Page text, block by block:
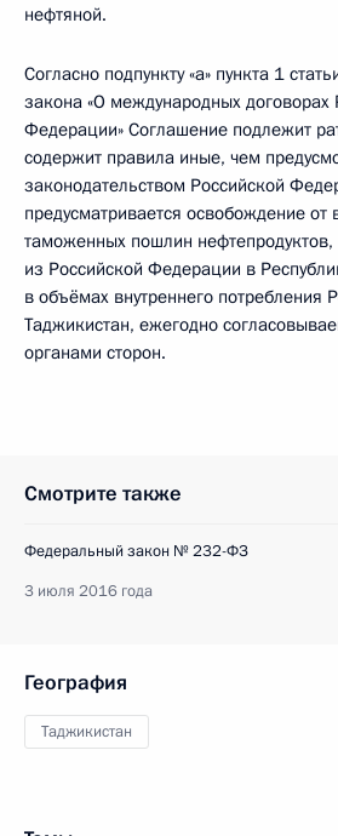
нефтяной.
Согласно подпункту «а» пункта 1
закона «О международных договорах
Федерации» Соглашение подлежит
содержит правила иные, чем
законодательством Российской
предусматривается освобождение от
таможенных пошлин
из Российской Федерации в
в объёмах внутреннего потребления
Таджикистан, ежегодно
органами сторон.
Смотрите также
Федеральный закон № 232-ФЗ
3 июля 2016 года
География
Таджикистан